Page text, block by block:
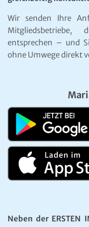
Wir senden Ihre
entsprechen – und
ohne Umwege direkt
Neben der ERSTEN